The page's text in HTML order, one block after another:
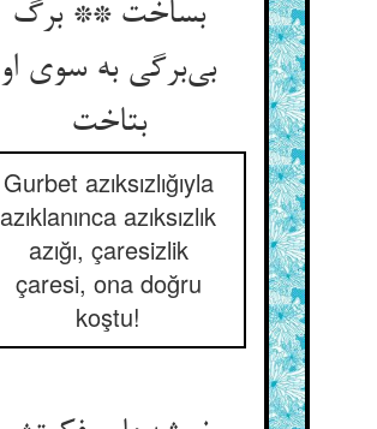
بساخت ** برگ
بی‌برگی به سوی او
بتاخت
Gurbet azıksızlığıyla
azıklanınca azıksızlık
azığı, çaresizlik
çaresi, ona doğru
koştu!